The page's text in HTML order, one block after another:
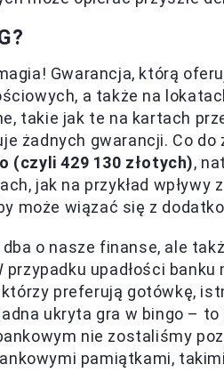
Gwarancja, którą
a także na
takie jak te na kartach
żadnych gwarancji. Co do
(czyli 429 130 złotych),
jak na przykład wpływy
może wiązać się z
o nasze finanse, ale
upadłości
preferują gotówkę,
ukryta gra w bingo –
nie zostaliśmy
pamiątkami,